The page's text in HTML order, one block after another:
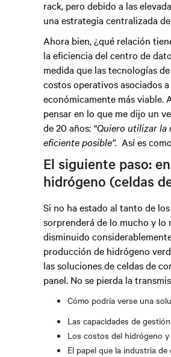
rack, pero debido a las
una estrategia centralizada
Ahora bien, ¿qué relación
la eficiencia del centro de
medida que las tecnologías
costos operativos asociados
económicamente más viable.
pensar en lo que me dijo un
de 20 años: “Quiero utilizar la
eficiente posible”. Así es
El siguiente paso:
hidrógeno (celdas
Si no ha estado al tanto de
sorprenderá de lo mucho y lo
disminuido
producción de hidrógeno
las soluciones de celdas de
panel. No se pierda la
Cómo podría verse una
Las capacidades de
Los costos del hidrógeno
El papel que la industria